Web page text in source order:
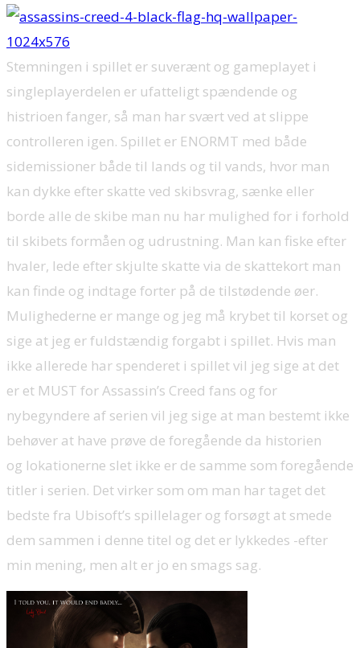
Stemningen i spillet er suverænt og gameplayet i
singleplayerdelen er ufatteligt spændende og
histrioen fanger, så man har svært ved at slippe
controlleren igen. Spillet er ENORMT med både
sidemissioner både til lands og til vands, hvor man
kan dykke efter skatte ved skibsvrag, sænke eller
borde alle de skibe man nu har mulighed for i forhold
til skibets formåen og udrustning. Man kan fiske efter
hvaler, lede efter skjulte skatte via de skattekort man
kan finde og indtage forter på de tilstødende øer.
Mulighederne er mange og jeg må krybet til korset og
sige at jeg er fuldstændig forgabt i spillet. Hvis man
ikke allerede har spenderet i spillet vil jeg sige at det
er et MUST for Assassin’s Creed fans og for
nybegyndere af serien vil jeg sige at man bestemt ikke
behøver at have prøve de foregående da historien
og lokationerne slet ikke er de samme som foregående
titler i serien. Det virker som om man har taget det
bedste fra Ubisoft’s spillelager og forsøgt at smede
dem sammen i denne titel og det er lykkedes -efter
min mening, men alt er jo en smags sag.